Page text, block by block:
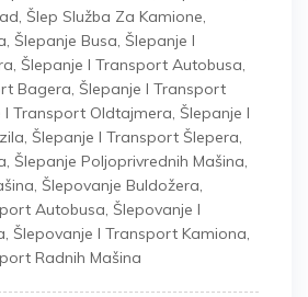
, Šlep Služba Za Kamione,
, Šlepanje Busa, Šlepanje I
, Šlepanje I Transport Autobusa,
Bagera, Šlepanje I Transport
I Transport Oldtajmera, Šlepanje I
, Šlepanje I Transport Šlepera,
, Šlepanje Poljoprivrednih Mašina,
, Šlepovanje Buldožera,
Autobusa, Šlepovanje I
, Šlepovanje I Transport Kamiona,
Radnih Mašina